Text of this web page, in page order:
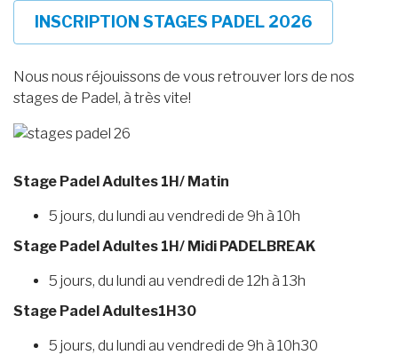
INSCRIPTION STAGES PADEL 2026
Nous nous réjouissons de vous retrouver lors de nos
stages de Padel, à très vite!
Stage Padel Adultes 1H/ Matin
5 jours, du lundi au vendredi de 9h à 10h
Stage Padel Adultes 1H/ Midi PADELBREAK
5 jours, du lundi au vendredi de 12h à 13h
Stage Padel Adultes1H30
5 jours, du lundi au vendredi de 9h à 10h30